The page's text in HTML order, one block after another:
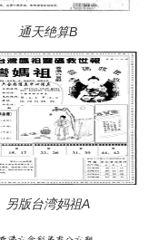
通天绝算B
另版台湾妈祖A